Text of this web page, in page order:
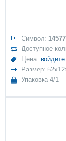
Символ:
Доступное
Цена: войдите
Размер:
Упаковка 4/1